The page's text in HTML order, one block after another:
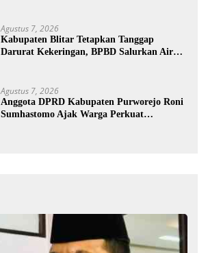
Agustus 7, 2026
Kabupaten Blitar Tetapkan Tanggap
Darurat Kekeringan, BPBD Salurkan Air
Agustus 7, 2026
Anggota DPRD Kabupaten Purworejo Roni
Sumhastomo Ajak Warga Perkuat